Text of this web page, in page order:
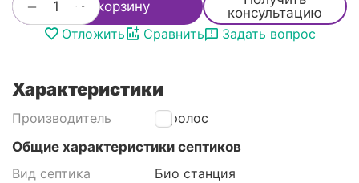
+
− В корзину
консультацию
Отложить
Сравнить Задать вопрос
Характеристики
Производитель
Евролос
Общие характеристики септиков
Вид септика
Био станция